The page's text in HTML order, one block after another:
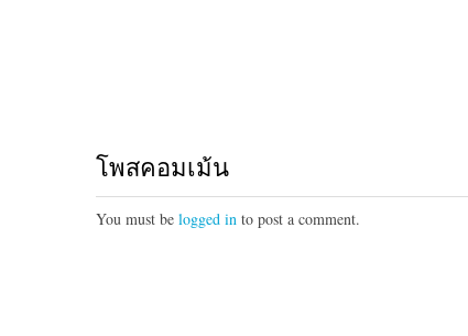
โพสคอมเม้น
You must be logged in to post a comment.